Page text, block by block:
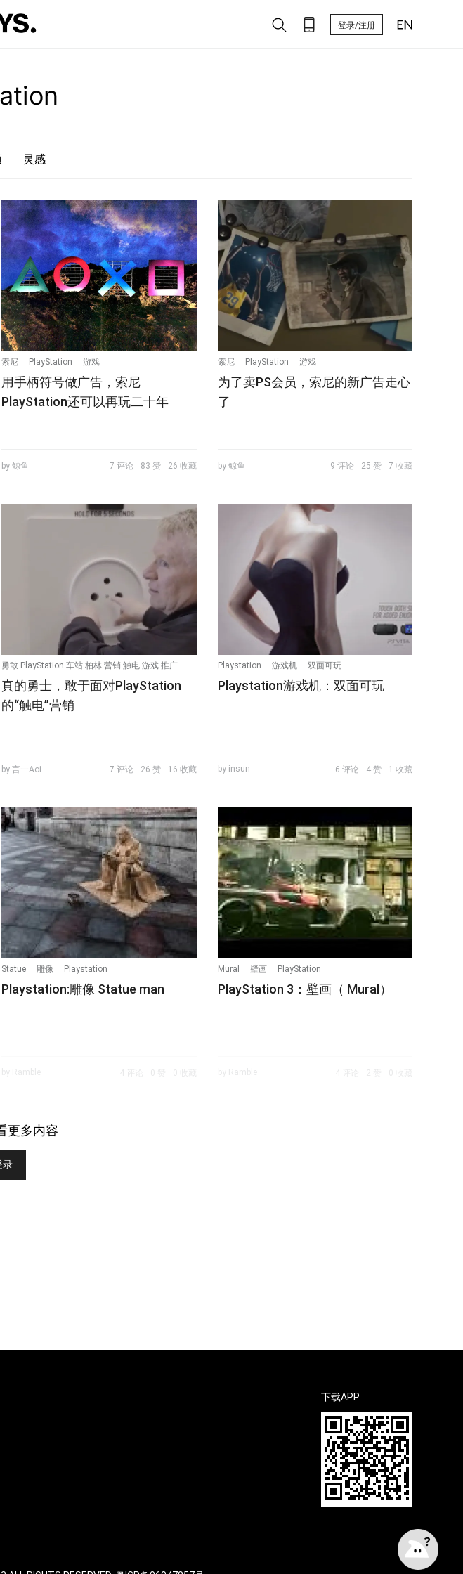
登录/注册
灵感
索尼 PlayStation 游戏
用手柄符号做广告，索尼
PlayStation还可以再玩二十年
by 鲸鱼 7 评论 83 赞 26 收藏
索尼 PlayStation 游戏
为了卖PS会员，索尼的新广告走心
了
by 鲸鱼 9 评论 25 赞 7 收藏
勇敢 PlayStation 车站 柏林 营销 触电 游戏 推广
真的勇士，敢于面对PlayStation
的“触电”营销
by 言一Aoi 7 评论 26 赞 16 收藏
Playstation 游戏机 双面可玩
Playstation游戏机：双面可玩
by insun 6 评论 4 赞 1 收藏
Statue 雕像 Playstation
Playstation:雕像 Statue man
Mural 壁画 PlayStation
PlayStation 3：壁画（ Mural）
更多内容
录
下载APP